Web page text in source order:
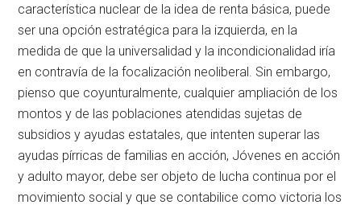
característica nuclear de la idea de renta básica, puede
ser una opción estratégica para la izquierda, en la
medida de que la universalidad y la incondicionalidad iría
en contravía de la focalización neoliberal. Sin embargo,
pienso que coyunturalmente, cualquier ampliación de los
montos y de las poblaciones atendidas sujetas de
subsidios y ayudas estatales, que intenten superar las
ayudas pírricas de familias en acción, Jóvenes en acción
y adulto mayor, debe ser objeto de lucha continua por el
movimiento social y que se contabilice como victoria los